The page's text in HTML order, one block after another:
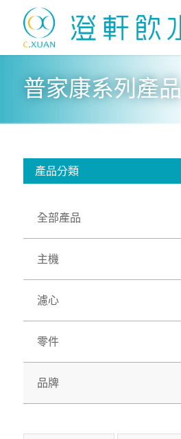
普家康系列產品
產品分類
全部產品
主機
濾心
零件
品牌